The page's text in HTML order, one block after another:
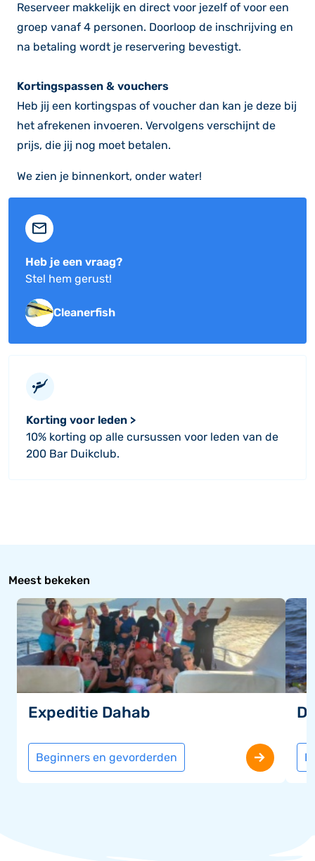
Reserveer makkelijk en direct voor jezelf of voor een
groep vanaf 4 personen. Doorloop de inschrijving en
na betaling wordt je reservering bevestigt.
Kortingspassen & vouchers
Heb jij een kortingspas of voucher dan kan je deze bij
het afrekenen invoeren. Vervolgens verschijnt de
prijs, die jij nog moet betalen.
We zien je binnenkort, onder water!
Heb je een vraag?
Stel hem gerust!
Cleanerfish
Korting voor leden >
10% korting op alle cursussen voor leden van de
200 Bar Duikclub.
Meest bekeken
Expeditie Dahab
Beginners en gevorderden